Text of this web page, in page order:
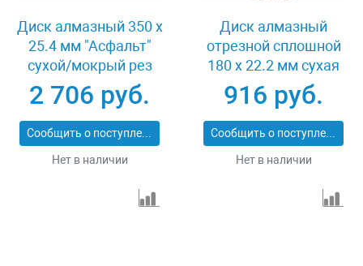
Диск алмазный 350 х
25.4 мм "Асфальт"
сухой/мокрый рез
Сибртех 731013
2 706 руб.
Сообщить о поступлении
Нет в наличии
Диск алмазный
отрезной сплошной
180 х 22.2 мм сухая
резка Matrix
Professional 73128
916 руб.
Сообщить о поступлении
Нет в наличии